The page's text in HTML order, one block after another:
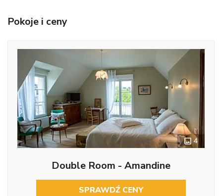
Pokoje i ceny
4
Double Room - Amandine
SPRAWDŹ CENY